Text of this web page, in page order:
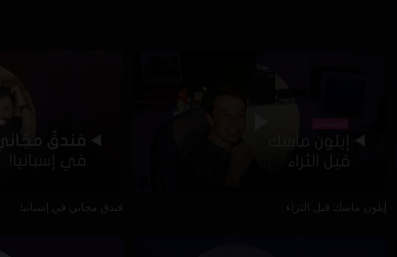
إيلون ماسك قبل الثراء فندق مجاني في إسبانيا